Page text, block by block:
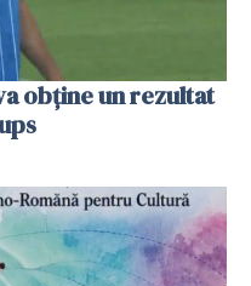
obține un rezultat